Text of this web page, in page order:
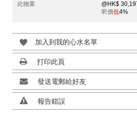
此物業
@HK$
呎價低4%
加入到我的心水名單
打印此頁
發送電郵給好友
報告錯誤